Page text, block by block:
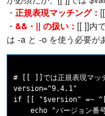
・正規表現マッチング：
・&&・|| の扱い： [[ ]]内
は -a と -o を使う必要が
# [[ ]]では正規表現マッ
version="9.4.1"
if [[ "$version" =~
echo "バージョン番